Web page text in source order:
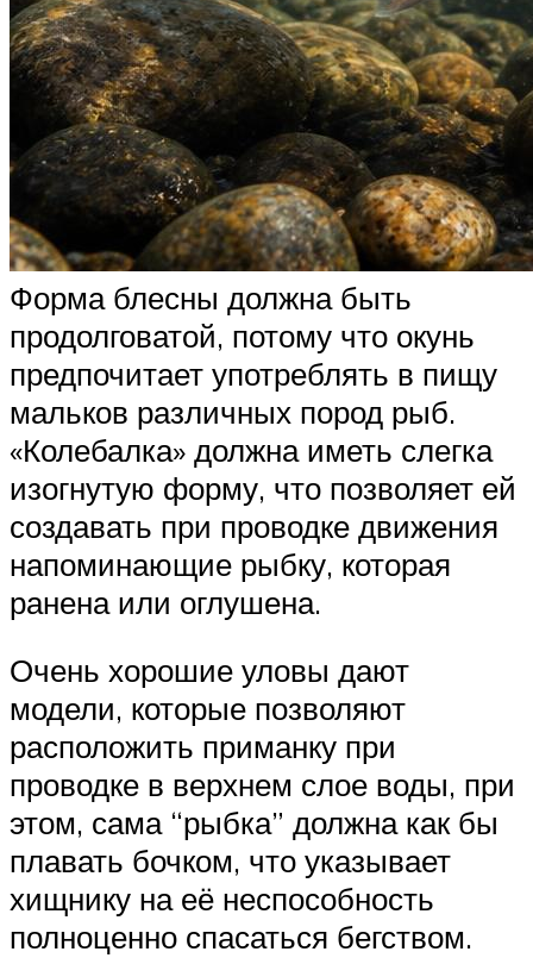
Форма блесны должна быть
продолговатой, потому что окунь
предпочитает употреблять в пищу
мальков различных пород рыб.
«Колебалка» должна иметь слегка
изогнутую форму, что позволяет ей
создавать при проводке движения
напоминающие рыбку, которая
ранена или оглушена.
Очень хорошие уловы дают
модели, которые позволяют
расположить приманку при
проводке в верхнем слое воды, при
этом, сама “рыбка” должна как бы
плавать бочком, что указывает
хищнику на её неспособность
полноценно спасаться бегством.